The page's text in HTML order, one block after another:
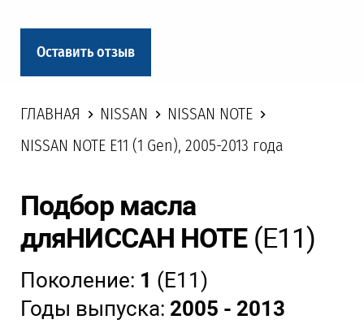
Оставить отзыв
ГЛАВНАЯ NISSAN
NISSAN NOTE
NISSAN NOTE E11 (1 Gen), 2005-2013 года
Подбор масла
дляНИССАН НОТЕ(E11)
Поколение: 1 (E11)
Годы выпуска: 2005 - 2013